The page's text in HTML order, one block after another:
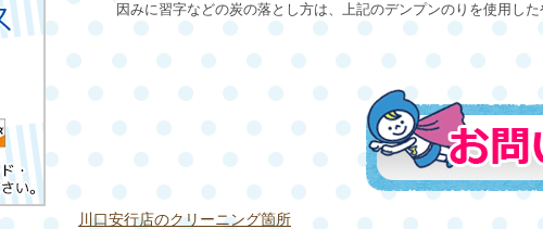
因みに習字などの炭の落とし方は、上記のデンプンのりを使用し
川口安行店のクリーニング箇所